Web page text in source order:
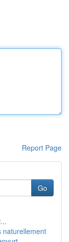
Report Page
Go
naturellement